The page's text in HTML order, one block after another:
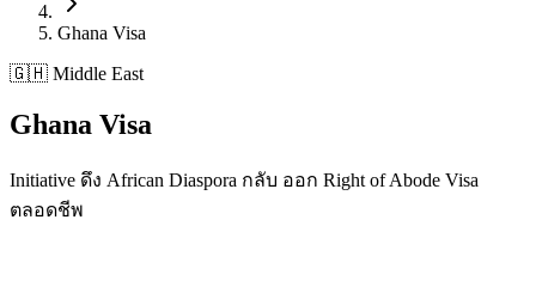
Ghana Visa
🇬🇭 Middle East
Ghana Visa
Initiative ดึง African Diaspora กลับ ออก Right of Abode Visa
ตลอดชีพ